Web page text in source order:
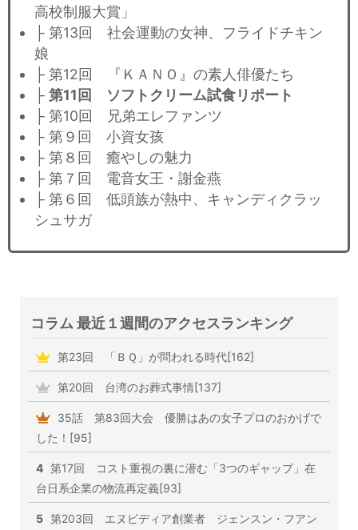
高校制服大賞」
├ 第13回 社会運動の女神、フライドチキン
娘
├ 第12回 『ＫＡＮＯ』の素人俳優たち
├ 第11回 ソフトクリーム試食リポート
├ 第10回 兄弟エレファンツ
├ 第９回 小資女孩
├ 第８回 癒やしの魅力
├ 第７回 電音女王・謝金燕
├ 第６回 低頭族が熱中、キャンディクラッ
シュサガ
コラム 最近１週間のアクセスランキング
第23回 「ＢＱ」が問われる時代[162]
第20回 台湾のお葬式事情[137]
35話 第83回大会 優勝はあの女子プロのおかげで
した！[95]
4 第17回 コスト重視の裏に潜む「3つのギャップ」在
台日系企業の物流再定義[93]
5 第203回 エヌビディア創業者 ジェンスン・フアン